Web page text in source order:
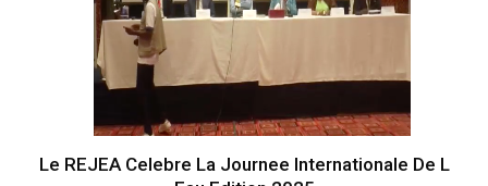
Le REJEA Celebre La Journee Internationale De L